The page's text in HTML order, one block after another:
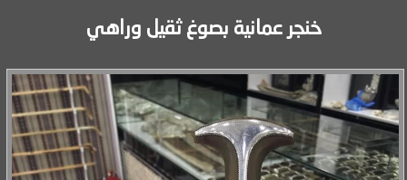
خنجر عمانية بصوغ ثقيل وراهي